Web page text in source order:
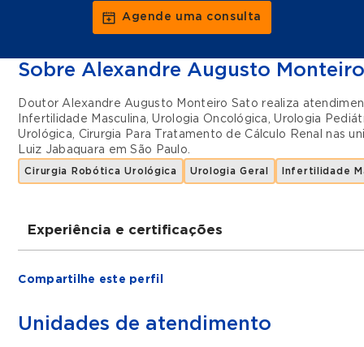
Agende uma consulta
Sobre Alexandre Augusto
Doutor Alexandre Augusto Monteiro Sato realiza
Infertilidade Masculina,Urologia Oncológica,Urologia
Urológica, Cirurgia Para Tratamento de Cálculo Renal
nas
Luiz Jabaquara emSão Paulo.
Cirurgia Robótica Urológica Urologia Geral Infertilidade
Experiência e certificações
CIRURGIA GERAL SANTA CASA DE SÃO
Compartilhe este perfil
Unidades de atendimento